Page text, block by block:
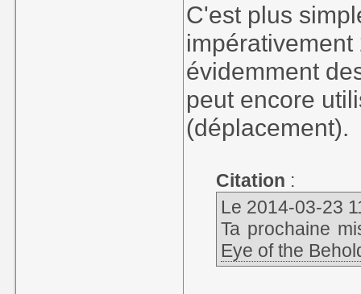
C'est plus
évidemment
peut encore
(déplacement).
Citation :
Le 2014-03-23
Ta prochaine
Eye of the